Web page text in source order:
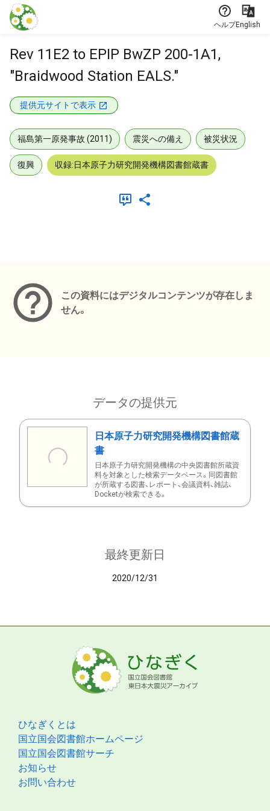
本文に飛ぶ
ヘルプEnglish
Rev 11E2 to EPIP BwZP 200-1A1,
"Braidwood Station EALS."
提供元サイトで表示
福島第一原発事故 (2011) 震災への備え 被災状況
復興 収録:日本原子力研究開発機構図書館蔵書
この資料にはデジタルコンテンツが存在しま
せん。
データの提供元
日本原子力研究開発機構図書館蔵
書
日本原子力研究開発機構の中央図書館所蔵資
料を対象とした検索データベース。同図書館
が所蔵する図書、レポート、会議資料、雑誌、
Docketが検索できる。
最終更新日
2020/12/31
ひなぎくとは
国立国会図書館ホームページ
国立国会図書館サーチ
お知らせ
お問い合わせ